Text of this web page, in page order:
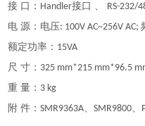
接 口： Handler接口 、 RS-232/
电 源：电压: 100V AC~256V AC;
额定功率： 15VA
尺 寸： 325 mm*215 mm*96.5
重 量： 3 kg
附 件：SMR9363A、SMR9800、